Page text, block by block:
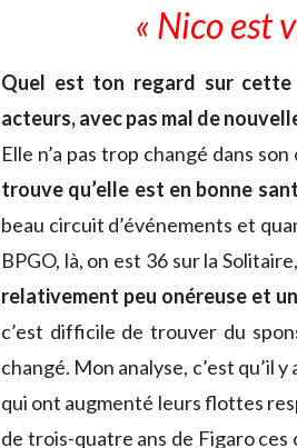
« Nico est
Quel est ton regard sur cette
acteurs, avec pas mal de
Elle n’a pas trop changé dans
trouve qu’elle est en bonne
beau circuit d’événements et
BPGO, là, on est 36 sur la
relativement peu onéreuse et
c’est difficile de trouver du
changé. Mon analyse, c’est qu’il
qui ont augmenté leurs flottes
de trois-quatre ans de Figaro